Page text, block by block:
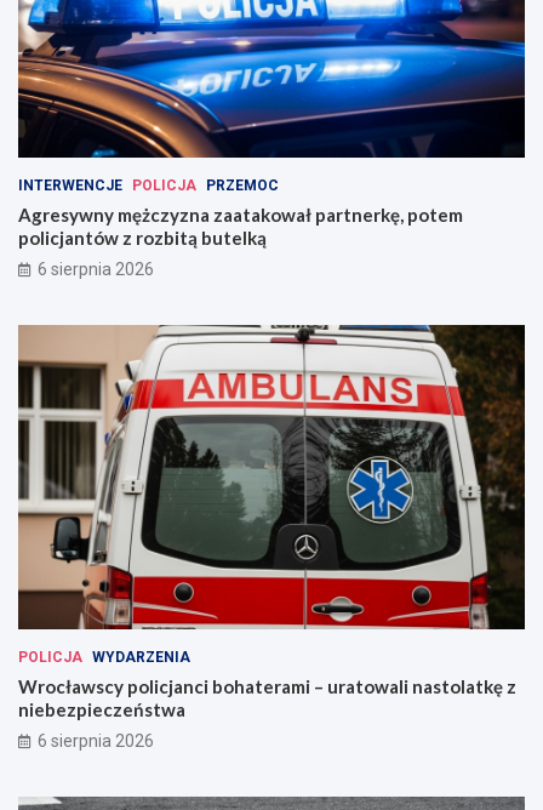
INTERWENCJE POLICJA PRZEMOC
Agresywny mężczyzna zaatakował partnerkę, potem
policjantów z rozbitą butelką
6 sierpnia 2026
POLICJA WYDARZENIA
Wrocławscy policjanci bohaterami – uratowali nastolatkę z
niebezpieczeństwa
6 sierpnia 2026